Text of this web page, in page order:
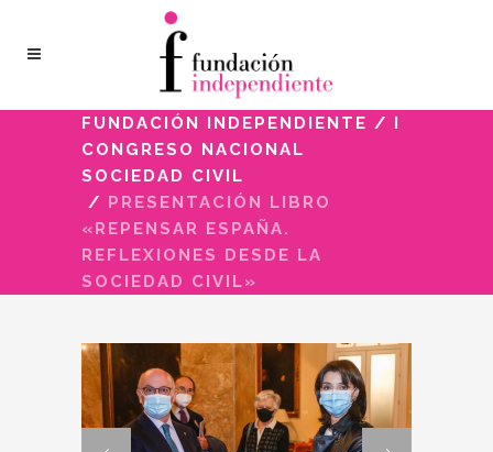
FUNDACIÓN INDEPENDIENTE / I
CONGRESO NACIONAL
SOCIEDAD CIVIL
/ PRESENTACIÓN LIBRO
«REPENSAR ESPAÑA.
REFLEXIONES DESDE LA
SOCIEDAD CIVIL»